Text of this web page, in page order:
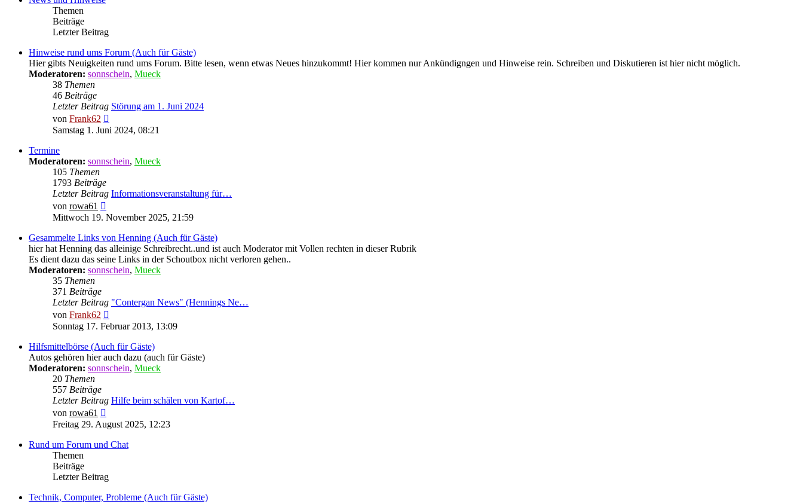
Themen
Beiträge
Letzter Beitrag
Hinweise rund ums Forum (Auch für Gäste)
Hier gibts Neuigkeiten rund ums Forum. Bitte lesen, wenn etwas Neues hinzukommt! Hier kommen nur Ankündigngen und Hinweise rein. Schreiben und Diskutieren ist hier nicht möglich.
Moderatoren: sonnschein, Mueck
38 Themen
46 Beiträge
Letzter Beitrag Störung am 1. Juni 2024
von Frank62
Beitrag
Samstag 1. Juni 2024, 08:21
Termine
Moderatoren: sonnschein, Mueck
105 Themen
1793 Beiträge
Letzter Beitrag Informationsveranstaltung für…
von rowa61
Beitrag
Mittwoch 19. November 2025, 21:59
Gesammelte Links von Henning (Auch für Gäste)
hier hat Henning das alleinige Schreibrecht..und ist auch Moderator mit Vollen rechten in dieser Rubrik
Es dient dazu das seine Links in der Schoutbox nicht verloren gehen..
Moderatoren: sonnschein, Mueck
35 Themen
371 Beiträge
Letzter Beitrag "Contergan News" (Hennings Ne…
von Frank62
Beitrag
Sonntag 17. Februar 2013, 13:09
Hilfsmittelbörse (Auch für Gäste)
Autos gehören hier auch dazu (auch für Gäste)
Moderatoren: sonnschein, Mueck
20 Themen
557 Beiträge
Letzter Beitrag Hilfe beim schälen von Kartof…
von rowa61
Beitrag
Freitag 29. August 2025, 12:23
Rund um Forum und Chat
Themen
Beiträge
Letzter Beitrag
Technik, Computer, Probleme (Auch für Gäste)